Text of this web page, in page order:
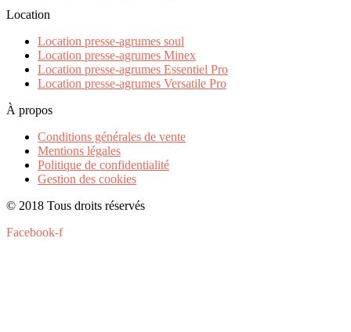
Location
Location presse-agrumes soul
Location presse-agrumes Minex
Location presse-agrumes Essentiel Pro
Location presse-agrumes Versatile Pro
À propos
Conditions générales de vente
Mentions légales
Politique de confidentialité
Gestion des cookies
© 2018 Tous droits réservés
Facebook-f